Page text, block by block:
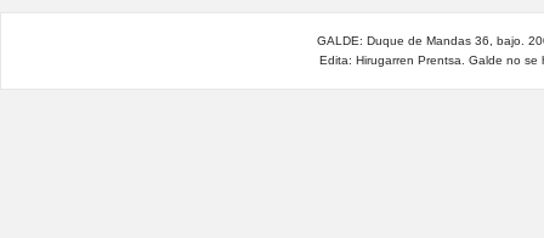
GALDE: Duque de Mandas 36, bajo.
Edita: Hirugarren Prentsa. Galde no